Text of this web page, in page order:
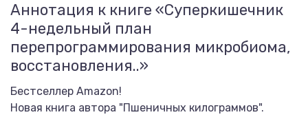
Аннотация к книге «Суперкишечник
4-недельный план
перепрограммирования микробиома,
восстановления..»
Бестселлер Amazon!
Новая книга автора "Пшеничных килограммов".